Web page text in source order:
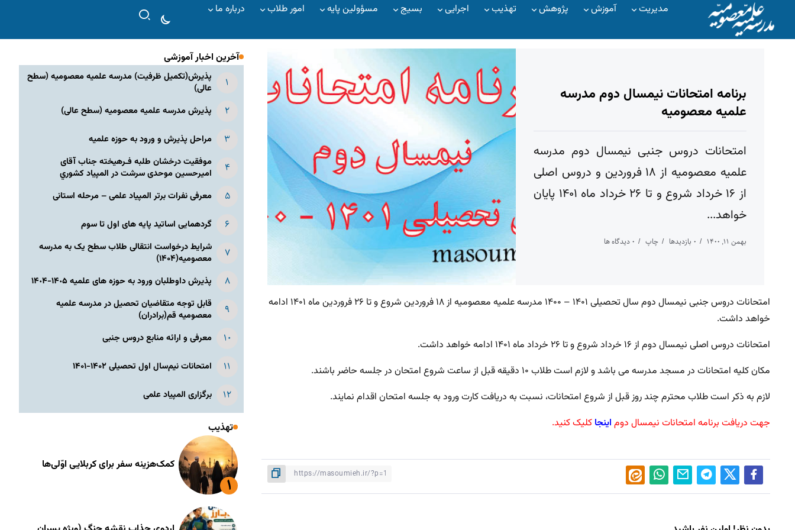
مدیریت آموزش پژوهش تهذیب اجرایی بسیج مسؤولین پایه امور طلاب درباره ما
برنامه امتحانات نیمسال دوم مدرسه
علمیه معصومیه
امتحانات دروس جنبی نیمسال دوم مدرسه
علمیه معصومیه از ۱۸ فروردین و دروس اصلی
از ۱۶ خرداد شروع و تا ۲۶ خرداد ماه ۱۴۰۱ پایان
خواهد...
بهمن ۱۱, ۱۴۰۰ ۰ بازدیدها چاپ ۰ دیدگاه ها
امتحانات دروس جنبی نیمسال دوم سال تحصیلی ۱۴۰۱ – ۱۴۰۰ مدرسه علمیه معصومیه از ۱۸ فروردین شروع و تا ۲۶ فروردین ماه ۱۴۰۱ ادامه
خواهد داشت.
امتحانات دروس اصلی نیمسال دوم از ۱۶ خرداد شروع و تا ۲۶ خرداد ماه ۱۴۰۱ ادامه خواهد داشت.
مکان کلیه امتحانات در مسجد مدرسه می باشد و لازم است طلاب ۱۰ دقیقه قبل از ساعت شروع امتحان در جلسه حاضر باشند.
لازم به ذکر است طلاب محترم چند روز قبل از شروع امتحانات، نسبت به دریافت کارت ورود به جلسه امتحان اقدام نمایند.
جهت دریافت برنامه امتحانات نیمسال دوم اینجا کلیک کنید.
آخرین اخبار آموزشی
پذیرش(تکمیل ظرفیت) مدرسه علمیه معصومیه‌ (سطح
عالی)
پذیرش مدرسه علمیه معصومیه‌ (سطح عالی)
مراحل پذیرش و ورود به حوزه علمیه
موفقیت درخشان طلبه فـرهیخته جناب آقای
امیرحسین موحدی سرشت در المپياد كشوري
معرفی نفرات برتر المپیاد علمی – مرحله استانی
گردهمایی اساتید پایه های اول تا سوم
شرایط درخواست انتقالی طلاب سطح یک به مدرسه
معصومیه(۱۴۰۴)
پذیرش داوطلبان ورود به حوزه های علمیه ١۴٠۵-١۴٠۴
قابل توجه متقاضیان تحصیل در مدرسه علمیه
معصومیه قم(برادران)
معرفی و ارائه منابع دروس جنبی
امتحانات نیم‌سال اول تحصیلی ۱۴۰۲-۱۴۰۱
برگزاری المپیاد علمی
تهذیب
کمک‌هزینه سفر برای کربلایی اوّلی‌ها